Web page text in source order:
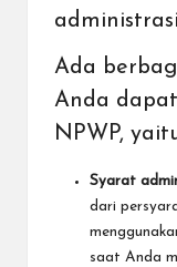
Ada
Anda
NPWP,
Syarat
dari
saat Anda